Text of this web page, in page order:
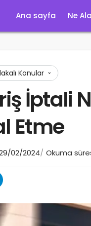
Ana sayfa Ne
Konular
İptali
Etme
02/2024 Okuma